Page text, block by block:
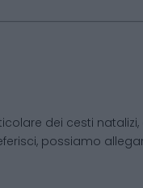
dei cesti
possiamo